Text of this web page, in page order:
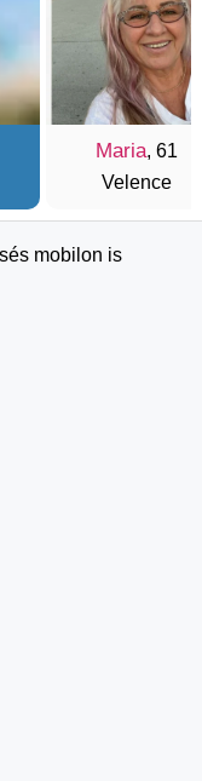
Maria, 61
Velence
mobilon is